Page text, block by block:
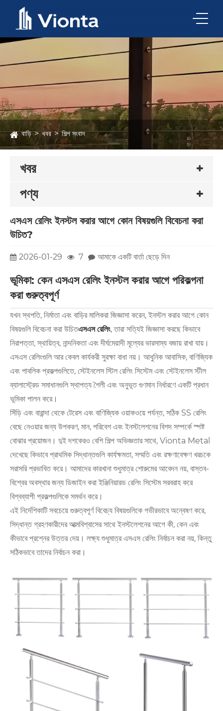
বাড়ি খবর শিল্প সংবাদ
খবর
পণ্য
এসএস রেলিং ইনস্টল করার আগে কোন বিষয়গুলি বিবেচনা করা
উচিত?
2026-01-29 7 আমাকে একটি বার্তা ছেড়ে দিন
ভূমিকা: কেন এসএস রেলিং ইনস্টল করার আগে পরিকল্পনা
করা গুরুত্বপূর্ণ
যখন স্থপতি, নির্মাতা এবং বাড়ির মালিকরা জিজ্ঞাসা করেন, ইনস্টল করার আগে কোন
বিষয়গুলি বিবেচনা করা উচিতএসএস রেলিং, তারা সত্যিই জিজ্ঞাসা করছে কিভাবে
নিরাপত্তা, স্থায়িত্ব, নান্দনিকতা এবং দীর্ঘমেয়াদী মূল্যের ভারসাম্য বজায় রাখা যায়।
এসএস রেলিংগুলি আর কেবল কার্যকরী সুরক্ষা বাধা নয়। আধুনিক আবাসিক, বাণিজ্যিক
এবং পাবলিক প্রকল্পগুলিতে, স্টেইনলেস স্টিল রেলিং সিস্টেম এবং স্টেইনলেস স্টীল
ব্যালাস্ট্রেড সমাধানগুলি স্থাপত্য শৈলী এবং অনুভূত গুণমান নির্ধারণে একটি প্রধান
ভূমিকা পালন করে।
সিঁড়ি এবং বারান্দা থেকে টেরেস এবং বাণিজ্যিক ওয়াকওয়ে পর্যন্ত, সঠিক SS রেলিং
বেছে নেওয়ার জন্য উপকরণ, মান, পরিবেশ এবং ইনস্টলেশনের বিশদ সম্পর্কে স্পষ্ট
বোঝার প্রয়োজন। দুই দশকেরও বেশি শিল্প অভিজ্ঞতার সাথে, Vionta Metal
দেখেছে কিভাবে প্রাথমিক সিদ্ধান্তগুলি কার্যক্ষমতা, সম্মতি এবং রক্ষণাবেক্ষণ খরচকে
সরাসরি প্রভাবিত করে। আমাদের কারখানা শুধুমাত্র শোরুমের আবেদন নয়, বাস্তব-
বিশ্বের অবস্থার জন্য ডিজাইন করা ইঞ্জিনিয়ারড রেলিং সিস্টেম সরবরাহ করে
বিশ্বব্যাপী প্রকল্পগুলিকে সমর্থন করে।
এই নির্দেশিকাটি সবচেয়ে গুরুত্বপূর্ণ বিবেচ্য বিষয়গুলিকে গভীরভাবে অন্বেষণ করে,
সিদ্ধান্ত গ্রহণকারীদের আত্মবিশ্বাসের সাথে ইনস্টলেশনের আগে কী, কেন এবং
কীভাবে প্রশ্নের উত্তর দেয়। লক্ষ্য শুধুমাত্র এসএস রেলিং নির্বাচন করা নয়, কিন্তু
সঠিকভাবে তাদের নির্বাচন করা।